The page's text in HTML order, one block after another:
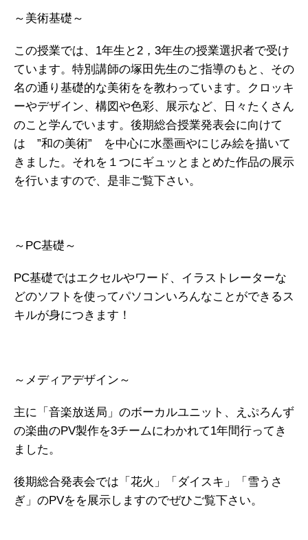
～美術基礎～
この授業では、1年生と2，3年生の授業選択者で受け
ています。特別講師の塚田先生のご指導のもと、その
名の通り基礎的な美術をを教わっています。クロッキ
ーやデザイン、構図や色彩、展示など、日々たくさん
のこと学んでいます。後期総合授業発表会に向けて
は ”和の美術” を中心に水墨画やにじみ絵を描いて
きました。それを１つにギュッとまとめた作品の展示
を行いますので、是非ご覧下さい。
～PC基礎～
PC基礎ではエクセルやワード、イラストレーターな
どのソフトを使ってパソコンいろんなことができるス
キルが身につきます！
～メディアデザイン～
主に「音楽放送局」のボーカルユニット、えぷろんず
の楽曲のPV製作を3チームにわかれて1年間行ってき
ました。
後期総合発表会では「花火」「ダイスキ」「雪うさ
ぎ」のPVをを展示しますのでぜひご覧下さい。